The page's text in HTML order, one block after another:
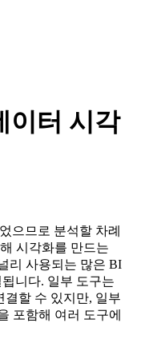
이터 시각
으므로 분석할 차례
시각화를 만드는
리 사용되는 많은 BI
니다. 일부 도구는
결할 수 있지만, 일부
포함해 여러 도구에